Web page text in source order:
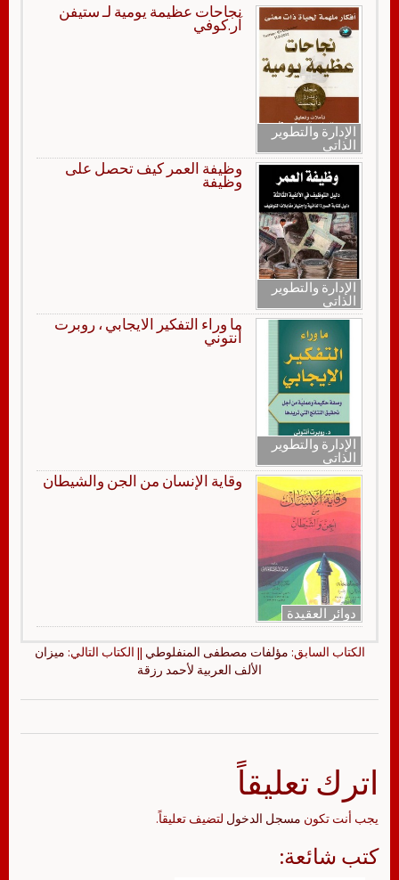
الإدارة والتطوير
الذاتي
نجاحات عظيمة يومية لـ ستيفن
آر.كوفي
الإدارة والتطوير
الذاتي
وظيفة العمر كيف تحصل على
وظيفة
الإدارة والتطوير
الذاتي
ما وراء التفكير الايجابي ، روبرت
أنتوني
دوائر العقيدة
وقاية الإنسان من الجن والشيطان
الكتاب السابق: مؤلفات مصطفى المنفلوطي || الكتاب التالي: ميزان
الألف العربية لأحمد رزقة
اترك تعليقاً
يجب أنت تكون مسجل الدخول لتضيف تعليقاً.
كتب شائعة: